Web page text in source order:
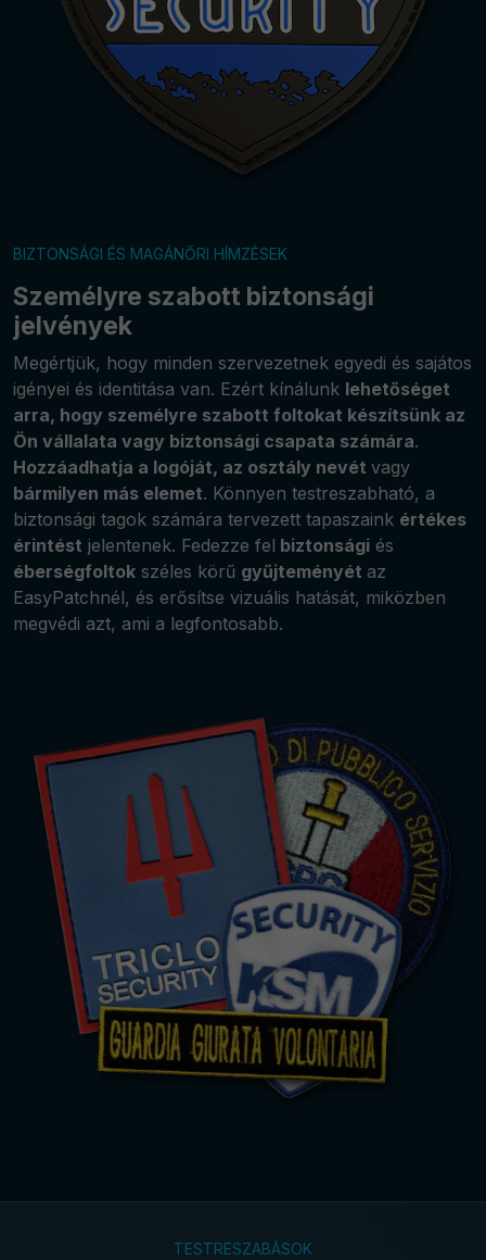
BIZTONSÁGI ÉS MAGÁNŐRI HÍMZÉSEK
Személyre szabott biztonsági
jelvények
Megértjük, hogy minden szervezetnek egyedi és sajátos
igényei és identitása van. Ezért kínálunk lehetőséget
arra, hogy személyre szabott foltokat készítsünk az
Ön vállalata vagy biztonsági csapata számára.
Hozzáadhatja a logóját, az osztály nevét vagy
bármilyen más elemet. Könnyen testreszabható, a
biztonsági tagok számára tervezett tapaszaink értékes
érintést jelentenek. Fedezze fel biztonsági és
éberségfoltok széles körű gyűjteményét az
EasyPatchnél, és erősítse vizuális hatását, miközben
megvédi azt, ami a legfontosabb.
TESTRESZABÁSOK